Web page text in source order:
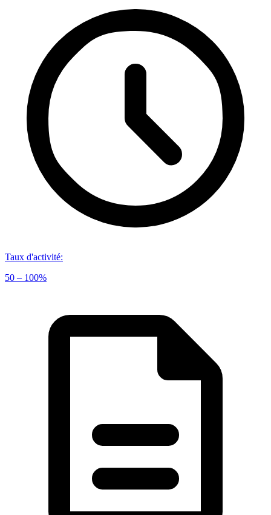
Taux d'activité:
50 – 100%